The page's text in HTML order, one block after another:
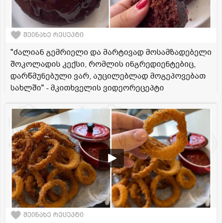
შეინახე რეცეპტი
"ძალიან გემრიელი და მარტივად მოსამზადებელი
შოკოლადის კექსი, რომლის ინგრედიენტებიც,
დარწმუნებული ვარ, აუცილებლად მოგეპოვებათ
სახლში" - მკითხველის ვიდეორეცეპტი
შეინახე რეცეპტი